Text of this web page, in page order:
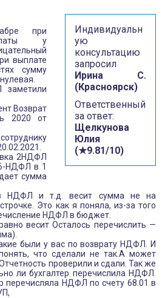
Индивидуальн
ую
консультацию
запросил
Ирина С.
(Красноярск)
Ответственный
за ответ:
Щелкунова
Юлия
(★9.81/10)
при
у
выплате
сумму
заметили
Возврат
2020 от
2НДФЛ
НДФЛ в 1
сумма
НДФЛ и т.д. весит сумма не на
Это как я поняла, из-за того
НДФЛ в бюджет.
весит Осталось перечислить —
были у вас по возврату НДФЛ. И
что сделали не так.А может
проверили и сдали. Так же
ли бухгалтер перечислила НДФЛ.
перечисляла НДФЛ по счету 68.01 в